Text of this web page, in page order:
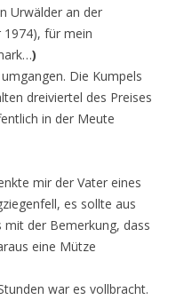
Urwälder an der
1974), für mein
)
Die Kumpels
dreiviertel des Preises
in der Meute
mir der Vater eines
es sollte aus
der Bemerkung, dass
eine Mütze
war es vollbracht.